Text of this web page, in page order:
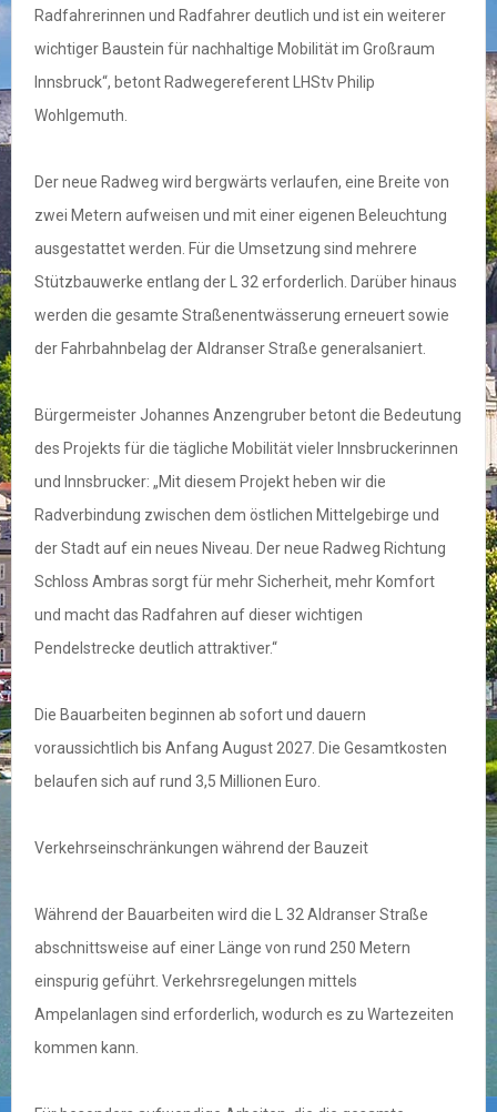
Radfahrerinnen und Radfahrer deutlich und ist ein weiterer
wichtiger Baustein für nachhaltige Mobilität im Großraum
Innsbruck“, betont Radwegereferent LHStv Philip
Wohlgemuth.
Der neue Radweg wird bergwärts verlaufen, eine Breite von
zwei Metern aufweisen und mit einer eigenen Beleuchtung
ausgestattet werden. Für die Umsetzung sind mehrere
Stützbauwerke entlang der L 32 erforderlich. Darüber hinaus
werden die gesamte Straßenentwässerung erneuert sowie
der Fahrbahnbelag der Aldranser Straße generalsaniert.
Bürgermeister Johannes Anzengruber betont die Bedeutung
des Projekts für die tägliche Mobilität vieler Innsbruckerinnen
und Innsbrucker: „Mit diesem Projekt heben wir die
Radverbindung zwischen dem östlichen Mittelgebirge und
der Stadt auf ein neues Niveau. Der neue Radweg Richtung
Schloss Ambras sorgt für mehr Sicherheit, mehr Komfort
und macht das Radfahren auf dieser wichtigen
Pendelstrecke deutlich attraktiver.“
Die Bauarbeiten beginnen ab sofort und dauern
voraussichtlich bis Anfang August 2027. Die Gesamtkosten
belaufen sich auf rund 3,5 Millionen Euro.
Verkehrseinschränkungen während der Bauzeit
Während der Bauarbeiten wird die L 32 Aldranser Straße
abschnittsweise auf einer Länge von rund 250 Metern
einspurig geführt. Verkehrsregelungen mittels
Ampelanlagen sind erforderlich, wodurch es zu Wartezeiten
kommen kann.